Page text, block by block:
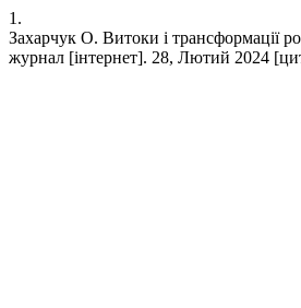
1.
Захарчук О. Витоки і трансформації
журнал [інтернет]. 28, Лютий 2024